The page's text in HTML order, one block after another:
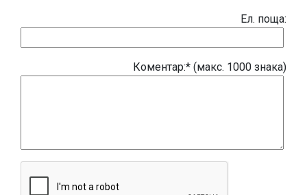
Eл. поща:
Коментар:* (макс. 1000 знака)